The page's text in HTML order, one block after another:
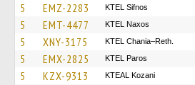
5 EMZ-2283 KTEL Sifnos
5 EMT-4477 KTEL Naxos
5 XNY-3175 KTEL Chania–Reth.
5 EMX-2825 KTEL Paros
5 KZX-9313 KTEAL Kozani